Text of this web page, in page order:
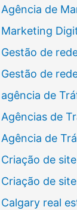
Agência de
Marketing
Gestão de
Gestão de
agência de
Agências de
Agência de
Criação de site
Criação de
Calgary real